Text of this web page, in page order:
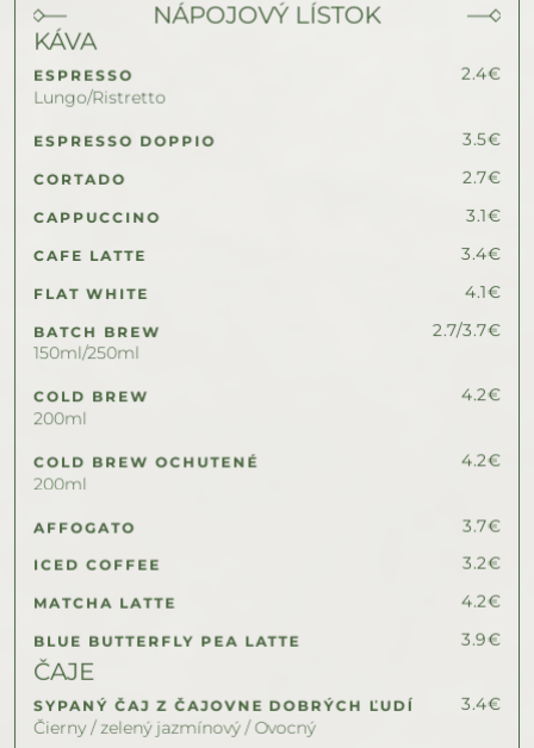
NÁPOJOVÝ LÍSTOK
KÁVA
ESPRESSO 2.4€
Lungo/Ristretto
ESPRESSO DOPPIO 3.5€
CORTADO 2.7€
CAPPUCCINO 3.1€
CAFE LATTE 3.4€
FLAT WHITE 4.1€
BATCH BREW 2.7/3.7€
150ml/250ml
COLD BREW 4.2€
200ml
COLD BREW OCHUTENÉ 4.2€
200ml
AFFOGATO 3.7€
ICED COFFEE 3.2€
MATCHA LATTE 4.2€
BLUE BUTTERFLY PEA LATTE 3.9€
ČAJE
SYPANÝ ČAJ Z ČAJOVNE DOBRÝCH ĽUDÍ 3.4€
Čierny / zelený jazmínový / Ovocný